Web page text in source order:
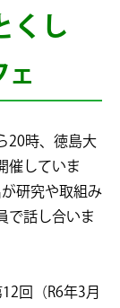
くし
ェ
20時、徳島大
催していま
研究や取組み
で話し合いま
回（R6年3月